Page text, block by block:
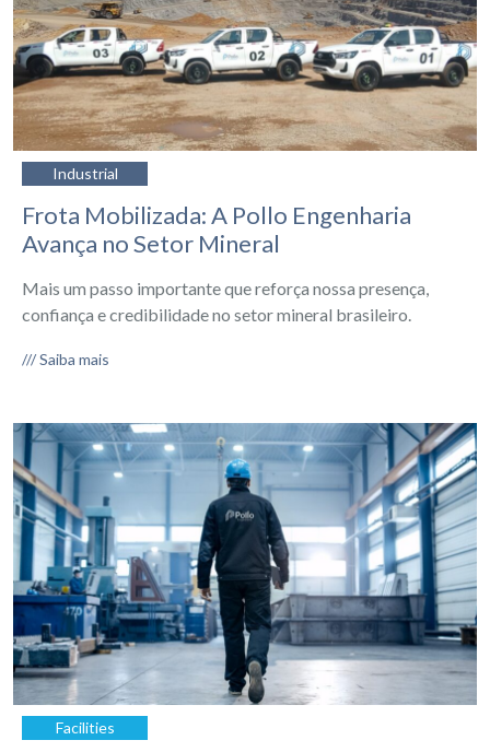
Industrial
Frota Mobilizada: A Pollo Engenharia
Avança no Setor Mineral
Mais um passo importante que reforça nossa presença,
confiança e credibilidade no setor mineral brasileiro.
/// Saiba mais
Facilities